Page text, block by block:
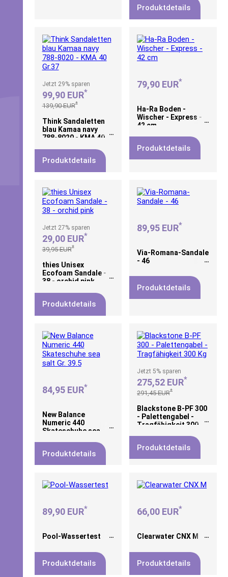
Produktdetails
Jetzt 29%sparen
99,90 EUR*
139,90 EUR*
Think Sandaletten
blau Kamaa navy
788-8020 - KMA 40
Produktdetails
79,90 EUR*
Ha-Ra Boden -
Wischer - Express -
42 cm
Produktdetails
Jetzt 27%sparen
29,00 EUR*
39,95 EUR*
thies Unisex
Ecofoam Sandale -
38 - orchid pink
Produktdetails
89,95 EUR*
Via-Romana-Sandale
- 46
Produktdetails
84,95 EUR*
New Balance
Numeric 440
Skateschuhe sea
Produktdetails
Jetzt 5% sparen
275,52 EUR*
291,45 EUR*
Blackstone B-PF 300
- Palettengabel -
Tragfähigkeit 300
Produktdetails
89,90 EUR*
Pool-Wassertest
Produktdetails
66,00 EUR*
Clearwater CNX M
Produktdetails